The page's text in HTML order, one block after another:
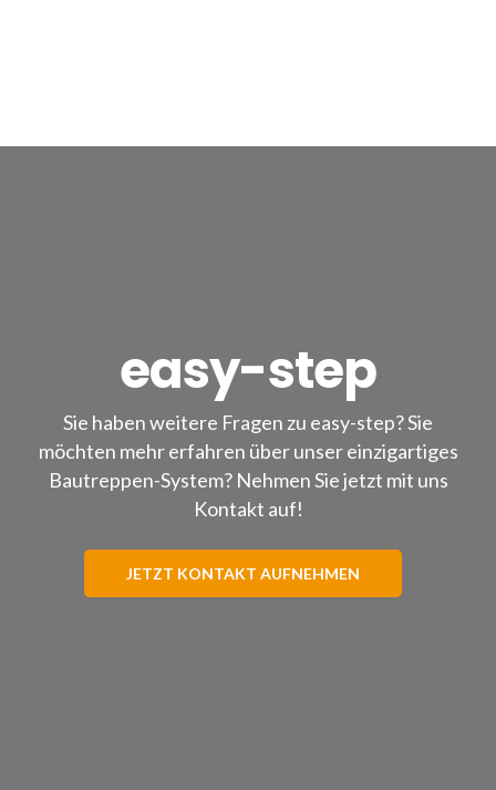
easy-step
Sie haben weitere Fragen zu easy-step? Sie
möchten mehr erfahren über unser einzigartiges
Bautreppen-System? Nehmen Sie jetzt mit uns
Kontakt auf!
JETZT KONTAKT AUFNEHMEN